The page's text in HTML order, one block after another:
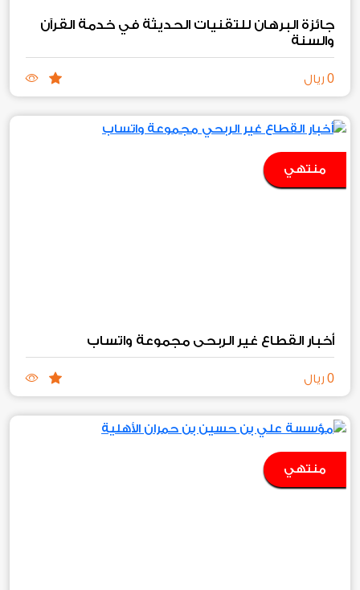
جائزة البرهان للتقنيات الحديثة في خدمة القرآن
والسنة
0 ريال
منتهي
أخبار القطاع غير الربحي مجموعة واتساب
0 ريال
منتهي